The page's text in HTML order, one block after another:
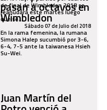
de final de Wimbledon 2018 se
reanudará este martes luego
que se...
pasan a octavos en
Wimbledon
Sábado 07 de Julio del 2018
En la rama femenina, la rumana
Simona Halep sucumbió por 3-6,
6-4, 7-5 ante la taiwanesa Hsieh
Su-Wei.
Juan Martín del